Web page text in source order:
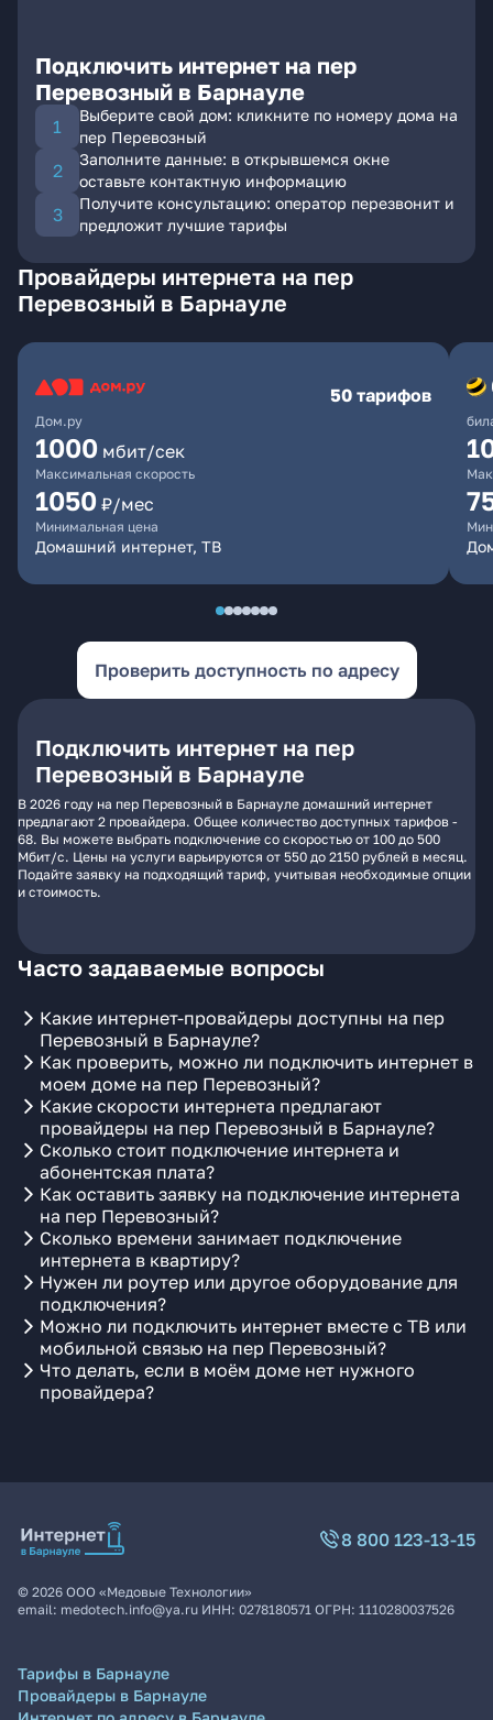
Подключить интернет на пер
Перевозный в Барнауле
Выберите свой дом: кликните по номеру дома на
пер Перевозный
Заполните данные: в открывшемся окне
оставьте контактную информацию
Получите консультацию: оператор перезвонит и
предложит лучшие тарифы
Провайдеры интернета на пер
Перевозный в Барнауле
Дом.ру
50 тарифов
1000 мбит/сек
Максимальная скорость
1050 ₽/мес
Минимальная цена
Домашний интернет, ТВ
Проверить доступность по адресу
Подключить интернет на пер
Перевозный в Барнауле
В 2026 году на пер Перевозный в Барнауле домашний интернет
предлагают 2 провайдера. Общее количество доступных тарифов -
68. Вы можете выбрать подключение со скоростью от 100 до 500
Мбит/с. Цены на услуги варьируются от 550 до 2150 рублей в месяц.
Подайте заявку на подходящий тариф, учитывая необходимые опции
и стоимость.
Часто задаваемые вопросы
Какие интернет-провайдеры доступны на пер
Перевозный в Барнауле?
Как проверить, можно ли подключить интернет в
моем доме на пер Перевозный?
Какие скорости интернета предлагают
провайдеры на пер Перевозный в Барнауле?
Сколько стоит подключение интернета и
абонентская плата?
Как оставить заявку на подключение интернета
на пер Перевозный?
Сколько времени занимает подключение
интернета в квартиру?
Нужен ли роутер или другое оборудование для
подключения?
Можно ли подключить интернет вместе с ТВ или
мобильной связью на пер Перевозный?
Что делать, если в моём доме нет нужного
провайдера?
8 800 123-13-15
© 2026 ООО «Медовые Технологии»
email: medotech.info@ya.ru ИНН: 0278180571 ОГРН: 1110280037526
Тарифы в Барнауле
Провайдеры в Барнауле